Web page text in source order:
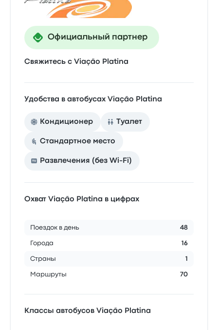
Официальный партнер
Свяжитесь с Viação Platina
Удобства в автобусах Viação Platina
Кондиционер Туалет
Стандартное место
Развлечения (без Wi-Fi)
Охват Viação Platina в цифрах
Поездок в день 48
Города 16
Страны 1
Маршруты 70
Классы автобусов Viação Platina